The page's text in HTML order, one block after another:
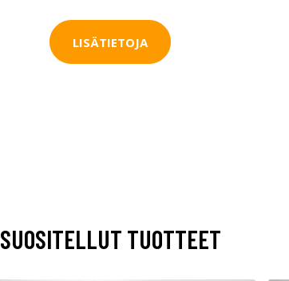
LISÄTIETOJA
SUOSITELLUT TUOTTEET